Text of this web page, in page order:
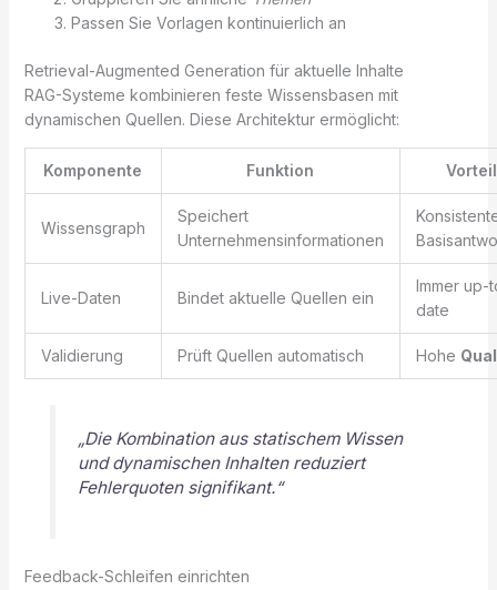
Passen Sie Vorlagen kontinuierlich an
Retrieval-Augmented Generation für aktuelle Inhalte
RAG-Systeme kombinieren feste Wissensbasen mit
dynamischen Quellen. Diese Architektur ermöglicht:
Komponente Funktion Vorteil
Wissensgraph
Speichert
Unternehmensinformationen
Live-Daten Bindet aktuelle Quellen ein
Immer up-
date
Validierung Prüft Quellen automatisch Hohe
„Die Kombination aus statischem Wissen
und dynamischen Inhalten reduziert
Fehlerquoten signifikant.“
Feedback-Schleifen einrichten